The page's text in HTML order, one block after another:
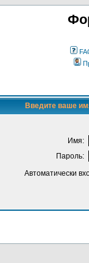
Введите ваше
Имя:
Пароль:
Автоматически